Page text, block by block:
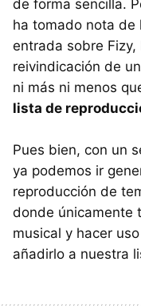
de forma sencilla.
ha tomado nota de
entrada sobre
reivindicación de
ni más ni menos
lista de
Pues bien, con un
ya podemos ir
reproducción de
donde únicamente
musical y hacer
añadirlo a nuestra